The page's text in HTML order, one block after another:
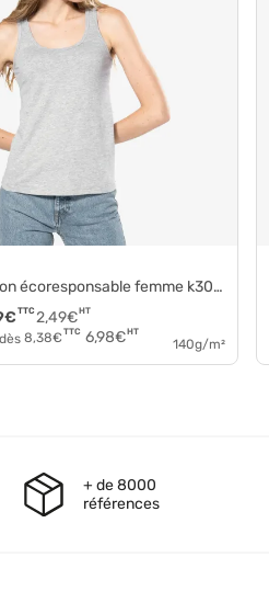
écoresponsable femme k3024ic
2,49€HT
€ TTC
8,38€ TTC 6,98€HT
140g/m²
+ de 8000
références